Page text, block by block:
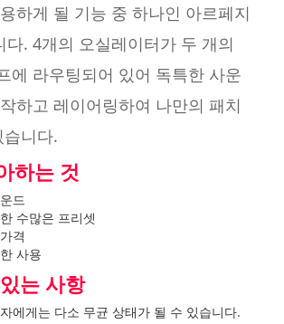
하게 될 기능 중 하나인 아르페지
다. 4개의 오실레이터가 두 개의
에 라우팅되어 있어 독특한 사운
하고 레이어링하여 나만의 패치
니다.
하는 것
드
수많은 프리셋
격
사용
는 사항
에게는 다소 무균 상태가 될 수 있습니다.